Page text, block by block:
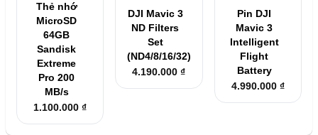
Thẻ nhớ
MicroSD
64GB
Sandisk
Extreme
Pro 200
MB/s
1.100.000₫
DJI Mavic 3
ND Filters
Set
(ND4/8/16/32)
4.190.000₫
Pin DJI
Mavic 3
Intelligent
Flight
Battery
4.990.000 ₫